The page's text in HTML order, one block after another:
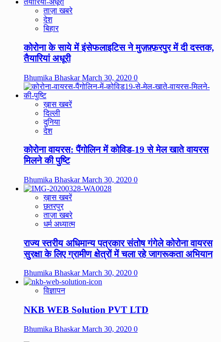
ताज़ा खबरे
देश
बिहार
कोरोना के साये में इंसेफलाइटिस ने मुज़फ़्फ़रपुर में दी दस्तक,
तैयारियां अधूरी
Bhumika BhaskarMarch 30, 2020 0
ख़ास खबरें
दिल्ली
दुनिया
देश
कोरोना वायरस: पैंगोलिन में कोविड-19 से मेल खाते वायरस
मिलने की पुष्टि
Bhumika BhaskarMarch 30, 2020 0
ख़ास खबरें
छतरपुर
ताज़ा खबरे
धर्म अध्यात्म
राज्य स्तरीय अधिमान्य पत्रकार संतोष गंगेले कोरोना वायरस
सुरक्षा के लिए ग्रामीण क्षेत्रों में चला रहे जागरूकता अभियान
Bhumika BhaskarMarch 30, 2020 0
विज्ञापन
NKB WEB Solution PVT LTD
Bhumika BhaskarMarch 30, 2020 0